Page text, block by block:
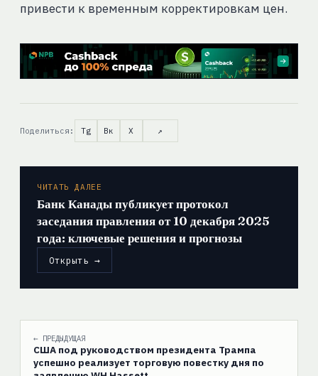
привести к временным корректировкам цен.
Поделиться: Tg Вк X ↗
ЧИТАТЬ ДАЛЕЕ
Банк Канады публикует протокол
заседания правления от 10 декабря 2025
года: ключевые решения и прогнозы
Открыть →
← ПРЕДЫДУЩАЯ
США под руководством президента Трампа
успешно реализует торговую повестку дня по